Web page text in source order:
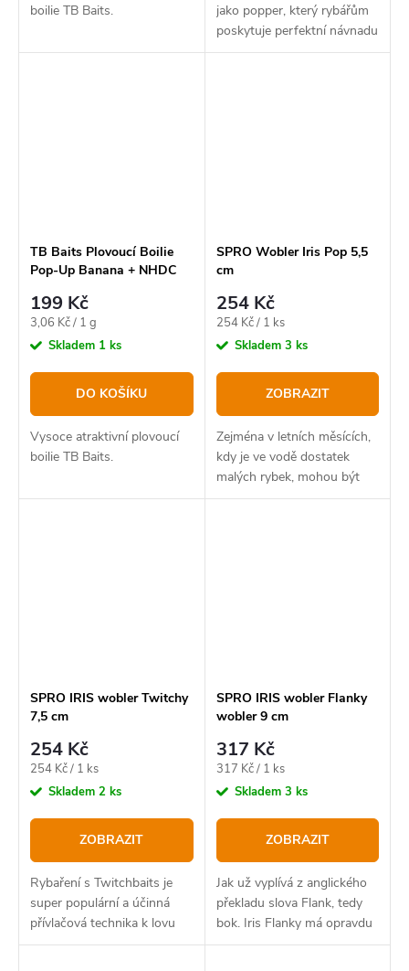
boilie TB Baits.
jako popper, který rybářům
poskytuje perfektní návnadu
pro agresivní záběry z
TB Baits Plovoucí Boilie
Pop-Up Banana + NHDC
199 Kč
Měrná
cena:
3,06 Kč / 1 g
Skladem 1 ks
DO KOŠÍKU
Vysoce atraktivní plovoucí
boilie TB Baits.
SPRO Wobler Iris Pop 5,5
cm
254 Kč
Měrná
cena:
254 Kč / 1 ks
Skladem 3 ks
ZOBRAZIT
Zejména v letních měsících,
kdy je ve vodě dostatek
malých rybek, mohou být
hladinové nástrahy účinným
SPRO IRIS wobler Twitchy
7,5 cm
254 Kč
Měrná
cena:
254 Kč / 1 ks
Skladem 2 ks
ZOBRAZIT
Rybaření s Twitchbaits je
super populární a účinná
přívlačová technika k lovu
všech druhů dravých ryb.
SPRO IRIS wobler Flanky
wobler 9 cm
317 Kč
Měrná
cena:
317 Kč / 1 ks
Skladem 3 ks
ZOBRAZIT
Jak už vyplívá z anglického
překladu slova Flank, tedy
bok. Iris Flanky má opravdu
výrazný boční chod a to